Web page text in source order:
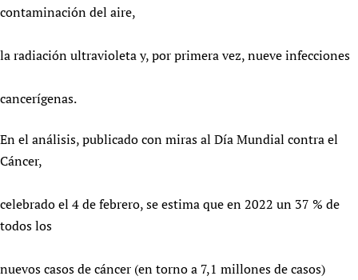
contaminación del aire,
la radiación ultravioleta y, por primera vez, nueve infecciones
cancerígenas.
En el análisis, publicado con miras al Día Mundial contra el
Cáncer,
celebrado el 4 de febrero, se estima que en 2022 un 37 % de
todos los
nuevos casos de cáncer (en torno a 7,1 millones de casos)